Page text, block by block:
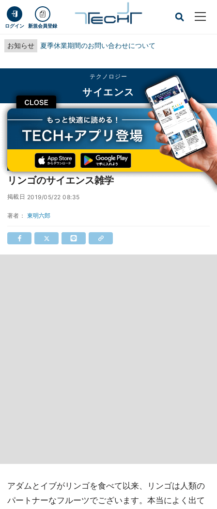
ログイン 新規会員登録
お知らせ 夏季休業期間のお問い合わせについて
CLOSE
テクノロジー
サイエンス
TECH+ テクノロジー サイエンス リンゴのサイエンス雑学
連載
どこでもサイエンス
リンゴのサイエンス雑学
掲載日 2019/05/22 08:35
著者： 東明六郎
アダムとイブがリンゴを食べて以来、リンゴは人類の
パートナーなフルーツでございます。本当によく出て